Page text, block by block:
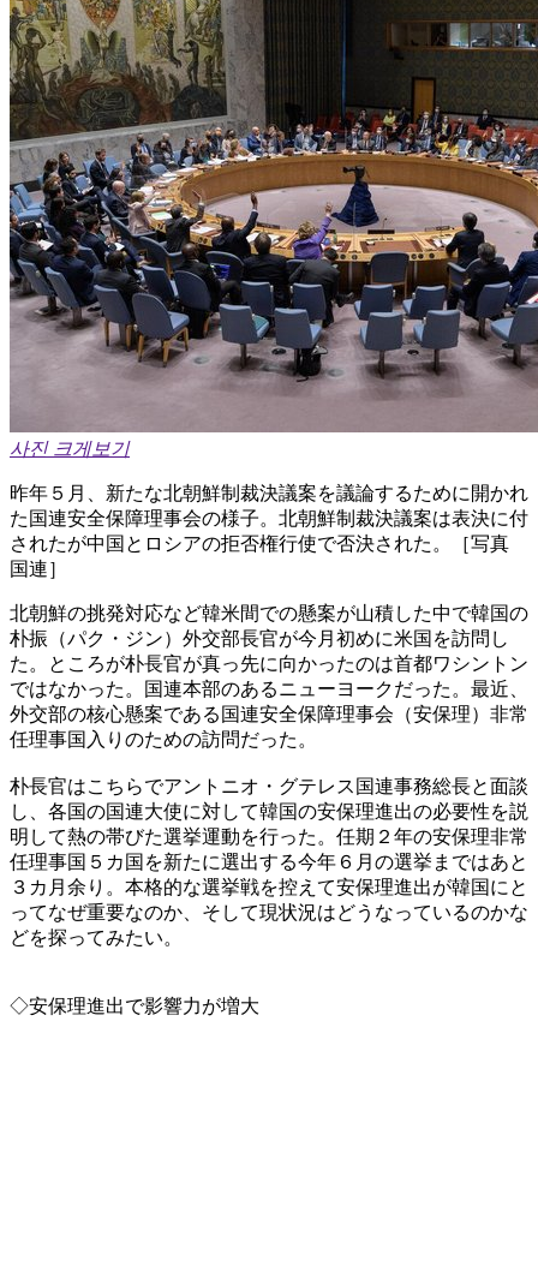
사진 크게보기
昨年５月、新たな北朝鮮制裁決議案を議論するために開かれ
た国連安全保障理事会の様子。北朝鮮制裁決議案は表決に付
されたが中国とロシアの拒否権行使で否決された。［写真
国連］
北朝鮮の挑発対応など韓米間での懸案が山積した中で韓国の
朴振（パク・ジン）外交部長官が今月初めに米国を訪問し
た。ところが朴長官が真っ先に向かったのは首都ワシントン
ではなかった。国連本部のあるニューヨークだった。最近、
外交部の核心懸案である国連安全保障理事会（安保理）非常
任理事国入りのための訪問だった。
朴長官はこちらでアントニオ・グテレス国連事務総長と面談
し、各国の国連大使に対して韓国の安保理進出の必要性を説
明して熱の帯びた選挙運動を行った。任期２年の安保理非常
任理事国５カ国を新たに選出する今年６月の選挙まではあと
３カ月余り。本格的な選挙戦を控えて安保理進出が韓国にと
ってなぜ重要なのか、そして現状況はどうなっているのかな
どを探ってみたい。
◇安保理進出で影響力が増大